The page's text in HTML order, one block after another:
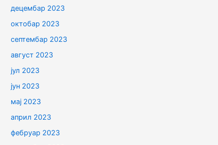
децембар 2023
октобар 2023
септембар 2023
август 2023
јул 2023
јун 2023
мај 2023
април 2023
фебруар 2023